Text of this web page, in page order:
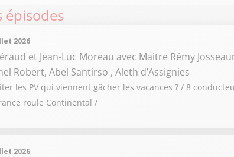
épisodes
2026
et Jean-Luc Moreau avec Maitre Rémy
Robert, Abel Santirso , Aleth d’Assignies
les PV qui viennent gâcher les vacances ? / 8
roule Continental /
2026